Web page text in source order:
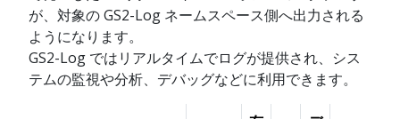
が、対象の GS2-Log ネームスペース側へ出力される
ようになります。
GS2-Log ではリアルタイムでログが提供され、シス
テムの監視や分析、デバッグなどに利用できます。